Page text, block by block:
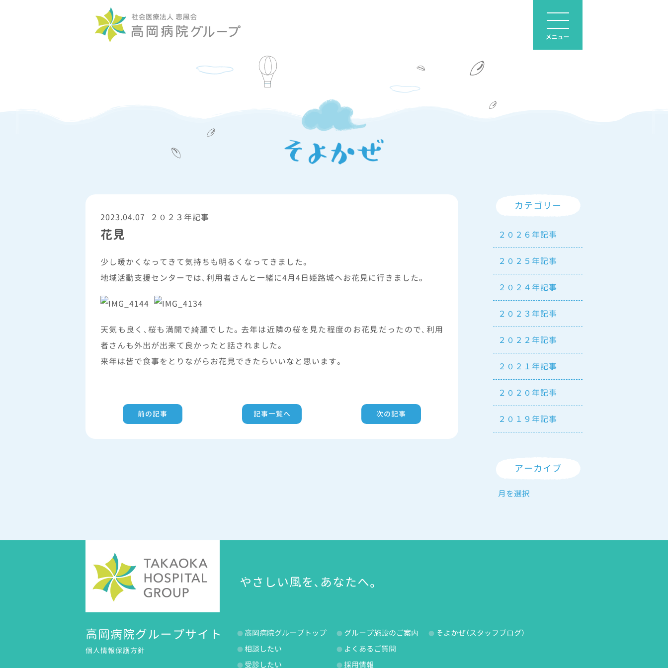
メニュー
2023.04.07 ２０２３年記事
花見
少し暖かくなってきて気持ちも明るくなってきました。
地域活動支援センターでは、利用者さんと一緒に4月4日姫路城へお花見に行きました。
天気も良く、桜も満開で綺麗でした。去年は近隣の桜を見た程度のお花見だったので、利用
者さんも外出が出来て良かったと話されました。
来年は皆で食事をとりながらお花見できたらいいなと思います。
前の記事 次の記事
記事一覧へ
カテゴリー
２０２６年記事
２０２５年記事
２０２４年記事
２０２３年記事
２０２２年記事
２０２１年記事
２０２０年記事
２０１９年記事
アーカイブ
やさしい風を、あなたへ。
高岡病院グループトップ
相談したい
受診したい
グループ施設のご案内
よくあるご質問
採用情報
そよかぜ（スタッフブログ）
高岡病院グループサイト
個人情報保護方針